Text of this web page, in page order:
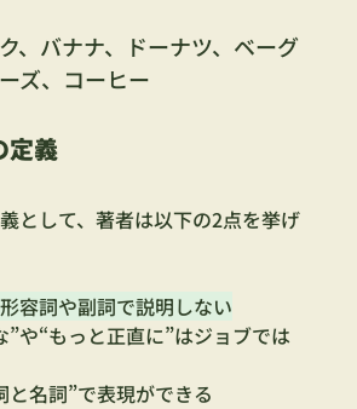
、バナナ、ドーナツ、ベーグ
ズ、コーヒー
定義
として、著者は以下の2点を挙げ
容詞や副詞で説明しない
”や“もっと正直に”はジョブでは
と名詞”で表現ができる